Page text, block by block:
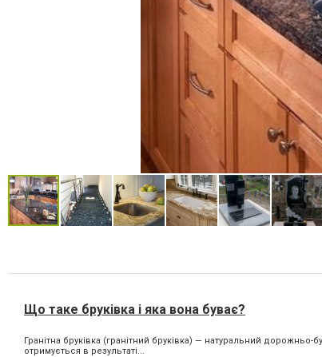
Що таке бруківка і яка вона буває?
Гранітна бруківка (гранітний бруківка) — натуральний
отримується в результаті...